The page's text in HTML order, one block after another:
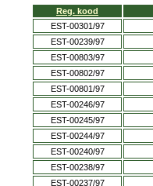
Reg. kood
EST-00301/97
EST-00239/97
EST-00803/97
EST-00802/97
EST-00801/97
EST-00246/97
EST-00245/97
EST-00244/97
EST-00240/97
EST-00238/97
EST-00237/97